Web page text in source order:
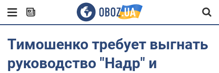
Тимошенко требует выгнать
руководство "Надр" и